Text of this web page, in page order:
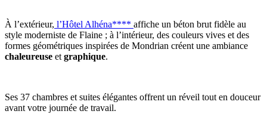
À l’extérieur, l’Hôtel Alhéna**** affiche un béton brut fidèle au
style moderniste de Flaine ; à l’intérieur, des couleurs vives et des
formes géométriques inspirées de Mondrian créent une ambiance
chaleureuse et graphique.
Ses 37 chambres et suites élégantes offrent un réveil tout en douceur
avant votre journée de travail.